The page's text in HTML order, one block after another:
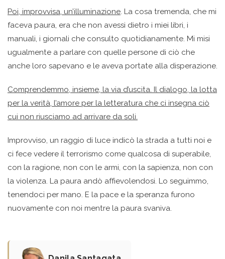
Poi, improvvisa, un’illuminazione. La cosa tremenda, che mi
faceva paura, era che non avessi dietro i miei libri, i
manuali, i giornali che consulto quotidianamente. Mi misi
ugualmente a parlare con quelle persone di ciò che
anche loro sapevano e le aveva portate alla disperazione.
Comprendemmo, insieme, la via d’uscita. Il dialogo, la lotta
per la verità, l’amore per la letteratura che ci insegna ciò
cui non riusciamo ad arrivare da soli.
Improvviso, un raggio di luce indicò la strada a tutti noi e
ci fece vedere il terrorismo come qualcosa di superabile,
con la ragione, non con le armi, con la sapienza, non con
la violenza. La paura andò affievolendosi. Lo seguimmo,
tenendoci per mano. E la pace e la speranza furono
nuovamente con noi mentre la paura svaniva.